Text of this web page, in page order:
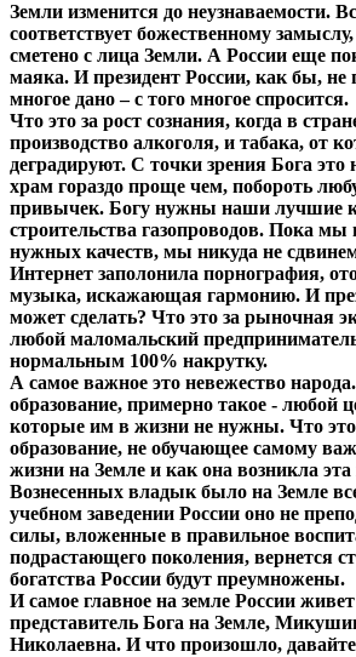
Земли изменится до неузнаваемости.
соответствует божественному замыслу,
сметено с лица Земли. А России еще
маяка. И президент России, как бы,
многое дано – с того многое спросится.
Что это за рост сознания, когда в
производство алкоголя, и табака, от
деградируют. С точки зрения Бога это
храм гораздо проще чем, побороть
привычек. Богу нужны наши лучшие
строительства газопроводов. Пока
нужных качеств, мы никуда не
Интернет заполонила порнография,
музыка, искажающая гармонию. И
может сделать? Что это за рыночная
любой маломальский
нормальным 100% накрутку.
А самое важное это невежество
образование, примерно такое - любой
которые им в жизни не нужны. Что
образование, не обучающее самому
жизни на Земле и как она возникла
Вознесенных владык было на Земле
учебном заведении России оно не
силы, вложенные в правильное
подрастающего поколения, вернется
богатства России будут преумножены.
И самое главное на земле России
представитель Бога на Земле,
Николаевна. И что произошло,